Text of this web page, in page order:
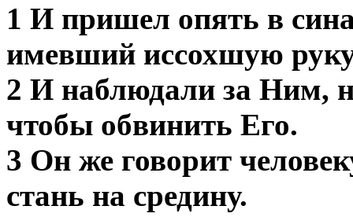
1 И пришел опять в
имевший иссохшую
2 И наблюдали за Ним,
чтобы обвинить Его.
3 Он же говорит
стань на средину.